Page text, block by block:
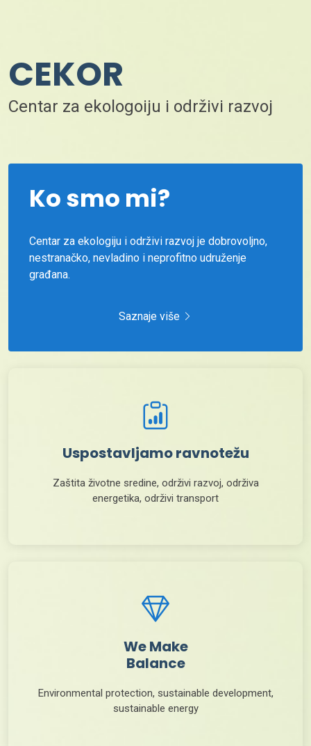
CEKOR
Centar za ekologoiju i održivi razvoj
Ko smo mi?
Centar za ekologiju i održivi razvoj je dobrovoljno,
nestranačko, nevladino i neprofitno udruženje
građana.
Saznaje više
Uspostavljamo ravnotežu
Zaštita životne sredine, održivi razvoj, održiva
energetika, održivi transport
We Make
Balance
Environmental protection, sustainable development,
sustainable energy